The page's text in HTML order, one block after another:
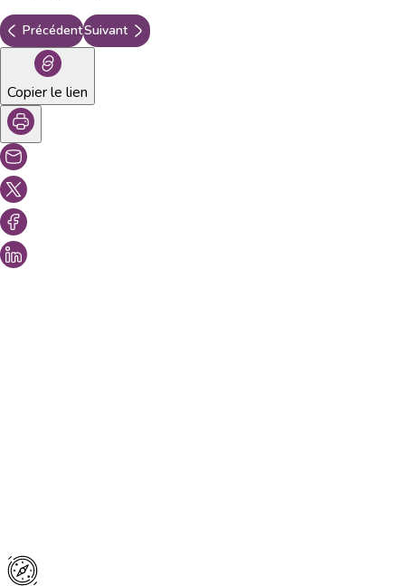
PrécédentSuivant
Copier le lien